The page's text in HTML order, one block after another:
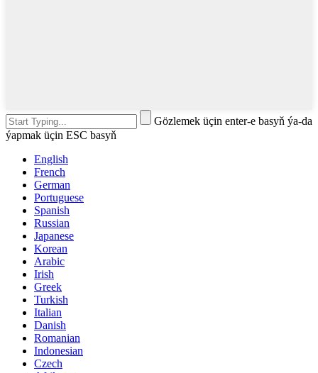
Gözlemek üçin enter-e basyň ýa-da
ýapmak üçin ESC basyň
English
French
German
Portuguese
Spanish
Russian
Japanese
Korean
Arabic
Irish
Greek
Turkish
Italian
Danish
Romanian
Indonesian
Czech